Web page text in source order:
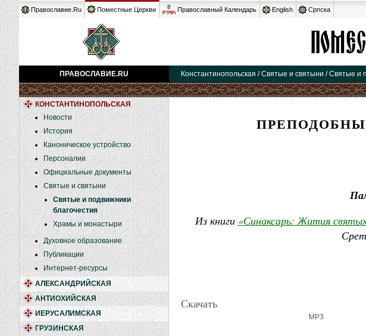
Православие.Ru Поместные Церкви 8
Р°РІРі Православный Календарь English Српска
ПРАВОСЛАВИЕ.RU Константинопольская / Святые и святыни / Святые и
КОНСТАНТИНОПОЛЬСКАЯ
Новости
История
Каноническое устройство
Персоналии
Официальные документы
Святые и святыни
Святые и подвижники
благочестия
Храмы и монастыри
Духовное образование
Публикации
Интернет-ресурсы
АЛЕКСАНДРИЙСКАЯ
АНТИОХИЙСКАЯ
ИЕРУСАЛИМСКАЯ
ГРУЗИНСКАЯ
Из книги «Синаксарь: Жития
Скачать
MP3